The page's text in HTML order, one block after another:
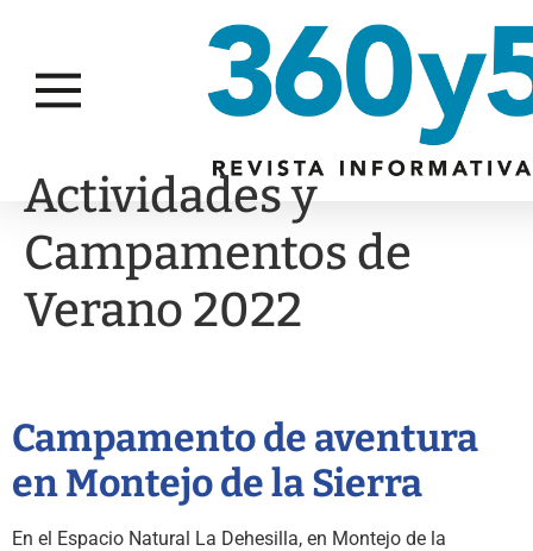
Actividades y
Campamentos de
Verano 2022
Campamento de aventura
en Montejo de la Sierra
En el Espacio Natural La Dehesilla, en Montejo de la